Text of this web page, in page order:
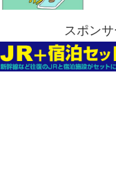
スポン